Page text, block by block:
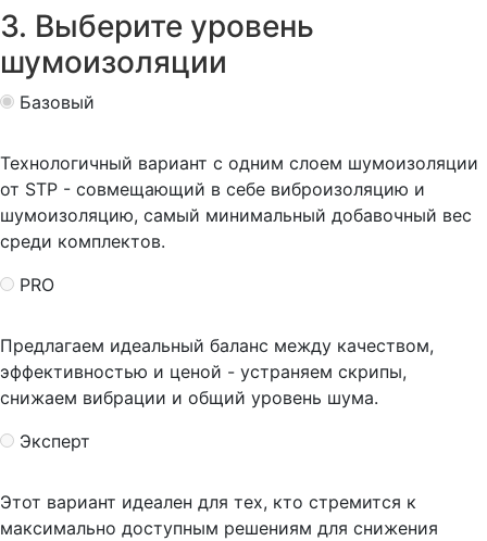
3. Выберите уровень
шумоизоляции
Базовый
Технологичный вариант с одним слоем шумоизоляции
от STP - совмещающий в себе виброизоляцию и
шумоизоляцию, самый минимальный добавочный вес
среди комплектов.
PRO
Предлагаем идеальный баланс между качеством,
эффективностью и ценой - устраняем скрипы,
снижаем вибрации и общий уровень шума.
Эксперт
Этот вариант идеален для тех, кто стремится к
максимально доступным решениям для снижения